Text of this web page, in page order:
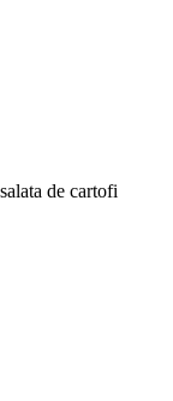
salata de cartofi